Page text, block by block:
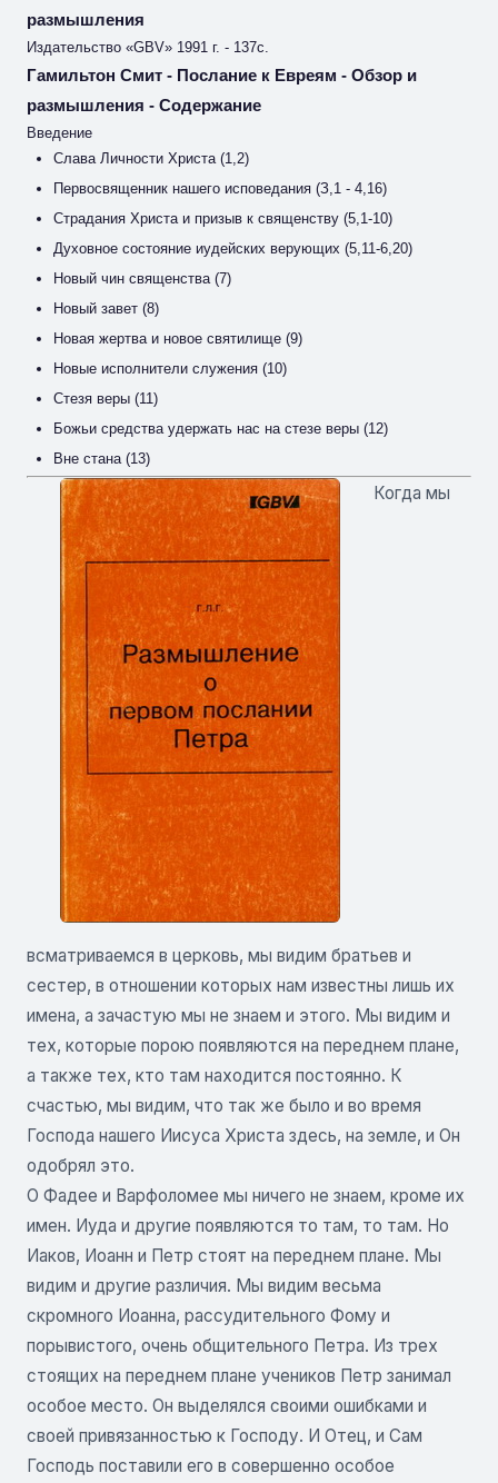
размышления
Издательство «GBV» 1991 г. - 137с.
Гамильтон Смит - Послание к Евреям - Обзор и
размышления - Содержание
Введение
Слава Личности Христа (1,2)
Первосвященник нашего исповедания (З,1 - 4,16)
Страдания Христа и призыв к священству (5,1-10)
Духовное состояние иудейских верующих (5,11-6,20)
Новый чин священства (7)
Новый завет (8)
Новая жертва и новое святилище (9)
Новые исполнители служения (10)
Стезя веры (11)
Божьи средства удержать нас на стезе веры (12)
Вне стана (13)
Когда мы
всматриваемся в церковь, мы видим братьев и
сестер, в отношении которых нам известны лишь их
имена, а зачастую мы не знаем и этого. Мы видим и
тех, которые порою появляются на переднем плане,
а также тех, кто там находится постоянно. К
счастью, мы видим, что так же было и во время
Господа нашего Иисуса Христа здесь, на земле, и Он
одобрял это.
О Фадее и Варфоломее мы ничего не знаем, кроме их
имен. Иуда и другие появляются то там, то там. Но
Иаков, Иоанн и Петр стоят на переднем плане. Мы
видим и другие различия. Мы видим весьма
скромного Иоанна, рассудительного Фому и
порывистого, очень общительного Петра. Из трех
стоящих на переднем плане учеников Петр занимал
особое место. Он выделялся своими ошибками и
своей привязанностью к Господу. И Отец, и Сам
Господь поставили его в совершенно особое